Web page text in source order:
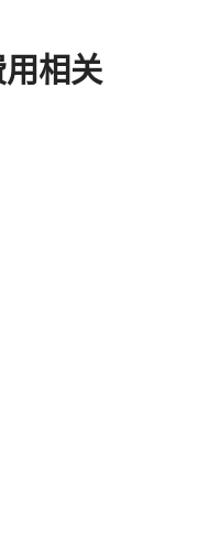
用相关